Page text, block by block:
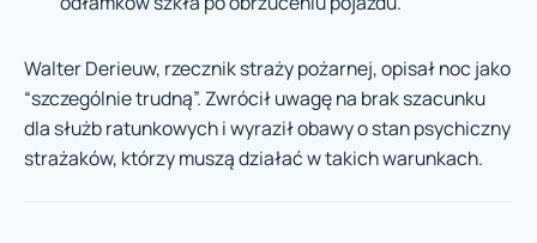
Walter Derieuw, rzecznik straży pożarnej, opisał noc jako
“szczególnie trudną”. Zwrócił uwagę na brak szacunku
dla służb ratunkowych i wyraził obawy o stan psychiczny
strażaków, którzy muszą działać w takich warunkach.